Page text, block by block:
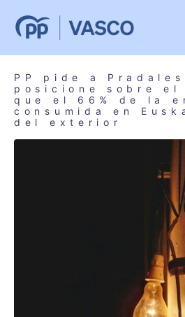
PP pide a
posicione sobre el
que el 66% de la
consumida en
del exterior